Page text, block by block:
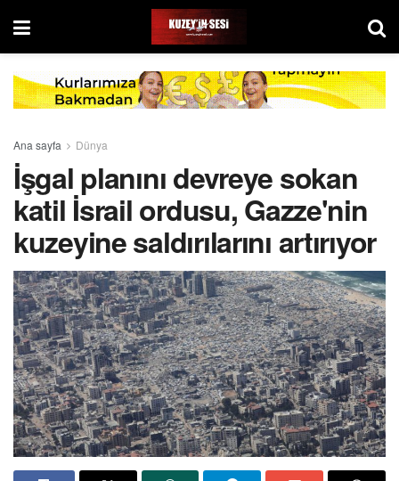
Ana sayfa Dünya
İşgal planını devreye sokan
katil İsrail ordusu, Gazze'nin
kuzeyine saldırılarını artırıyor